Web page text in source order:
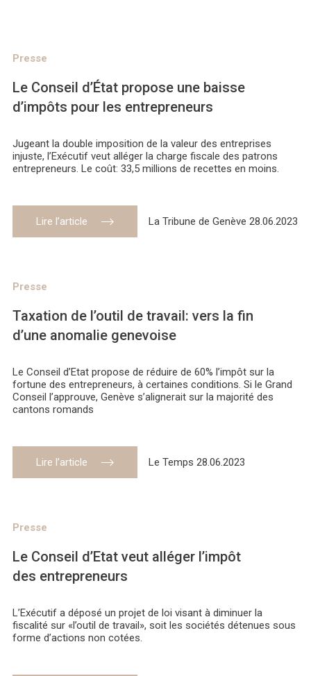
Presse
Le Conseil d’État propose une baisse
d’impôts pour les entrepreneurs
Jugeant la double imposition de la valeur des entreprises
injuste, l’Exécutif veut alléger la charge fiscale des patrons
entrepreneurs. Le coût: 33,5 millions de recettes en moins.
Lire l’article La Tribune de Genève 28.06.2023
Presse
Taxation de l’outil de travail: vers la fin
d’une anomalie genevoise
Le Conseil d’Etat propose de réduire de 60% l’impôt sur la
fortune des entrepreneurs, à certaines conditions. Si le Grand
Conseil l’approuve, Genève s’alignerait sur la majorité des
cantons romands
Lire l’article Le Temps 28.06.2023
Presse
Le Conseil d’Etat veut alléger l’impôt
des entrepreneurs
L’Exécutif a déposé un projet de loi visant à diminuer la
fiscalité sur «l’outil de travail», soit les sociétés détenues sous
forme d’actions non cotées.